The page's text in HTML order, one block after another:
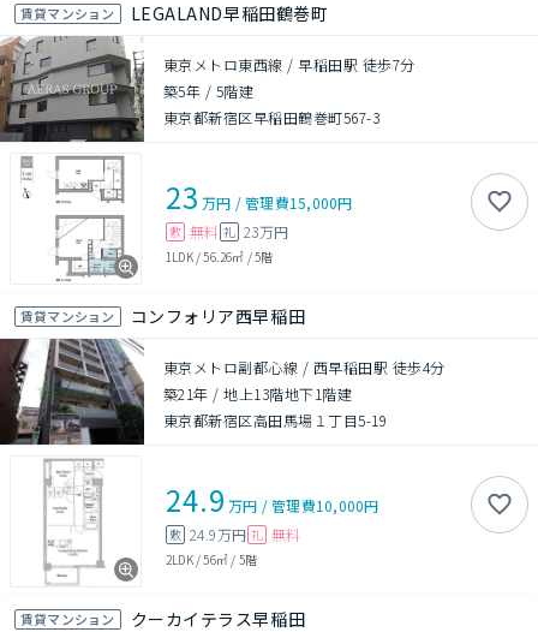
賃貸マンション LEGALAND早稲田鶴巻町
東京メトロ東西線 / 早稲田駅 徒歩7分
築5年 / 5階建
東京都新宿区早稲田鶴巻町567-3
23 万円 /管理費15,000円
敷 無料 礼 23万円
1LDK/56.26㎡ /5階
賃貸マンション コンフォリア西早稲田
東京メトロ副都心線 / 西早稲田駅 徒歩4分
築21年 /地上13階地下1階建
東京都新宿区高田馬場１丁目5-19
24.9 万円 /管理費10,000円
敷 24.9万円 礼 無料
2LDK/56㎡ / 5階
賃貸マンション クーカイテラス早稲田